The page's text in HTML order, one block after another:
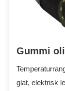
Gummi
glat, elektrisk